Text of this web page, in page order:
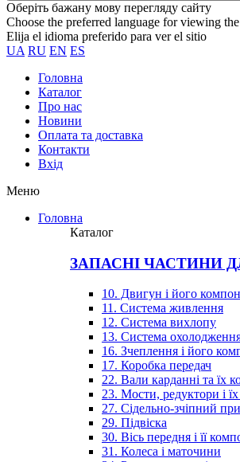
Оберіть бажану мову перегляду сайту
Choose the preferred language for viewing
Elija el idioma preferido para ver el sitio
UA RU EN ES
Головна
Каталог
Про нас
Новини
Оплата та доставка
Контакти
Вхiд
Меню
Головна
Каталог
ЗАПАСНІ ЧАСТИНИ
10. Двигун і його
11. Система живлення
12. Система вихлопу
13. Система
16. Зчеплення і його
17. Коробка передач
22. Вали карданні та їх
23. Мости, редуктори і
27. Сідельно-зчіпний
29. Підвіска
30. Вісь передня і її
31. Колеса і маточини